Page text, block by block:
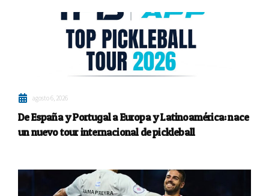
agosto 6, 2026
De España y Portugal a Europa y Latinoamérica: nace
un nuevo tour internacional de pickleball